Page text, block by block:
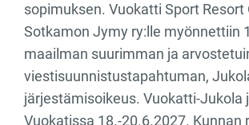
sopimuksen. Vuokatti Sport Resort
Sotkamon Jymy ry:lle myönnettiin
maailman suurimman ja
viestisuunnistustapahtuman,
järjestämisoikeus. Vuokatti-Jukola
Vuokatissa 18.-20.6.2027. Kunnan